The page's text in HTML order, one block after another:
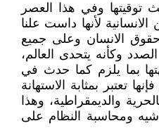
توقيتها وفي هذا العصر
لأنها داست علنا
الانسان وعلى جميع
الصدد وکأنه يتحدى العالم،
بما يلزم کما حدث في
تعتبر بمثابة الاستهانة
بالحرية والديمقراطية، وهذا
ومحاسبة النظام على